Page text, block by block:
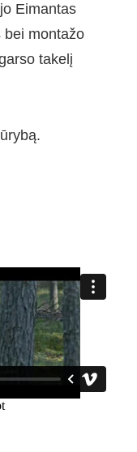
Eimantas
bei montažo
takelį